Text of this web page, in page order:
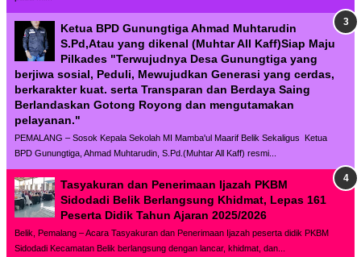
Ketua BPD Gunungtiga Ahmad Muhtarudin
S.Pd,Atau yang dikenal (Muhtar All Kaff)Siap Maju
Pilkades "Terwujudnya Desa Gunungtiga yang
berjiwa sosial, Peduli, Mewujudkan Generasi yang cerdas,
berkarakter kuat. serta Transparan dan Berdaya Saing
Berlandaskan Gotong Royong dan mengutamakan
pelayanan."
PEMALANG – Sosok Kepala Sekolah MI Mamba'ul Maarif Belik Sekaligus Ketua
BPD Gunungtiga, Ahmad Muhtarudin, S.Pd.(Muhtar All Kaff) resmi...
Tasyakuran dan Penerimaan Ijazah PKBM
Sidodadi Belik Berlangsung Khidmat, Lepas 161
Peserta Didik Tahun Ajaran 2025/2026
Belik, Pemalang – Acara Tasyakuran dan Penerimaan Ijazah peserta didik PKBM
Sidodadi Kecamatan Belik berlangsung dengan lancar, khidmat, dan...